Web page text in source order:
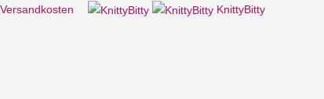
KnittyBitty
Versandkosten